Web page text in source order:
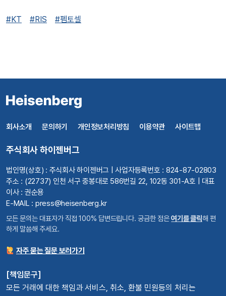
#KT #RIS #펨토셀
회사소개 문의하기 개인정보처리방침 이용약관 사이트맵
주식회사 하이젠버그
법인명(상호) : 주식회사 하이젠버그 | 사업자등록번호 : 824-87-02803
주소 : (22737) 인천 서구 중봉대로 586번길 22, 102동 301-A호 | 대표
이사 : 권순용
E-MAIL : press@heisenberg.kr
모든 문의는 대표자가 직접 100% 답변드립니다. 궁금한 점은여기를 클릭해 편
하게 말씀해 주세요.
자주 묻는 질문 보러가기
[책임문구]
모든 거래에 대한 책임과 서비스, 취소, 환불 민원등의 처리는